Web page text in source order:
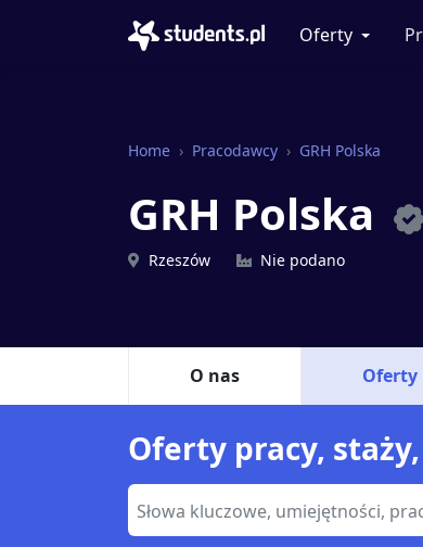
Oferty
Home Pracodawcy GRH Polska
GRH Polska
Rzeszów Nie podano
O nas Oferty
Oferty pracy,